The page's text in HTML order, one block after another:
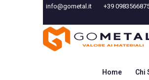
info@gometal.it +39
Home Chi